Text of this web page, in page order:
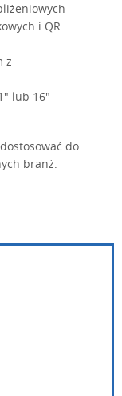
i QR
z
lub 16"
do
branż.
Core Arm Cortex-
ROM 8GB RAM +
x 1200